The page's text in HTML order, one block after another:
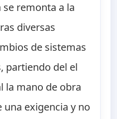
remonta a la
diversas
de sistemas
partiendo del el
la mano de obra
exigencia y no